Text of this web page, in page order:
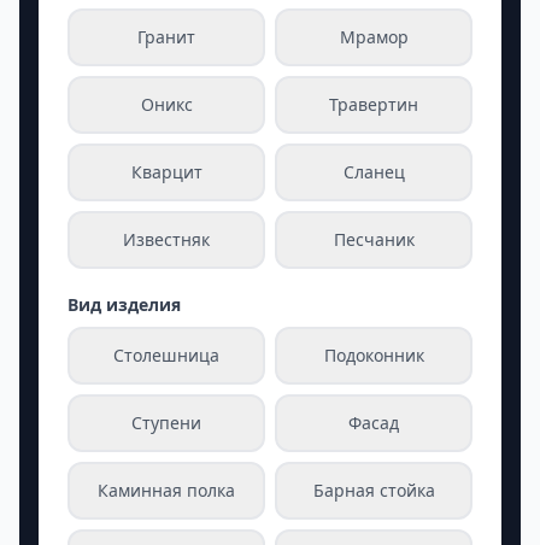
Гранит Мрамор
Оникс Травертин
Кварцит Сланец
Известняк Песчаник
Вид изделия
Столешница Подоконник
Ступени Фасад
Каминная полка Барная стойка